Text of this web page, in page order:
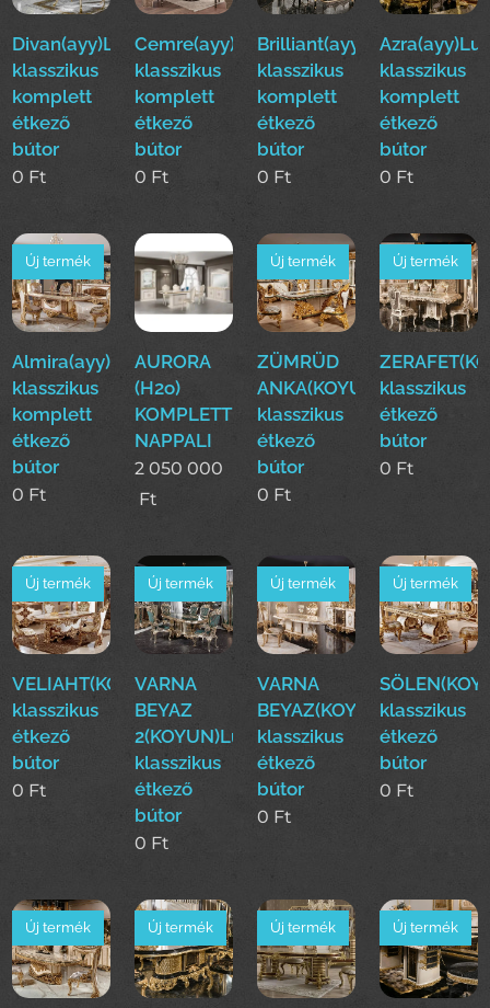
Divan(ayy)Luxus
klasszikus
komplett
étkező
bútor
0 Ft
Cemre(ayy)Luxus
klasszikus
komplett
étkező
bútor
0 Ft
Brilliant(ayy)Luxus
klasszikus
komplett
étkező
bútor
0 Ft
klasszikus
komplett
étkező
bútor
0 Ft
Almira(ayy)Luxus
klasszikus
komplett
étkező
bútor
Új termék
0 Ft
AURORA
(H2o)
KOMPLETT
NAPPALI
2 050 000
Ft
ZÜMRÜD
ANKA(KOYUN)Luxus
klasszikus
étkező
bútor
Új termék
0 Ft
klasszikus
étkező
bútor
Új termék
0 Ft
VELIAHT(KOYUN)Luxus
klasszikus
étkező
bútor
Új termék
0 Ft
VARNA
BEYAZ
2(KOYUN)Luxus
klasszikus
étkező
bútor
Új termék
0 Ft
VARNA
BEYAZ(KOYUN)Luxus
klasszikus
étkező
bútor
Új termék
0 Ft
klasszikus
étkező
bútor
Új termék
0 Ft
Új termék Új termék Új termék Új termék